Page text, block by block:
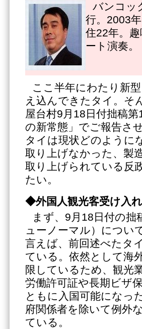
バンコッ
行。2003
住22年。
ート演奏。
ここ半年にわたり新
え込んできたタイ。そ
屋台村9月18日付拙稿
の新常態」でご報告さ
タイは現状どのように
取り上げなかった、製
取り上げられている反
たい。
◆外国人観光客受け入
まず、9月18日付の
ューノーマル）につい
言えば、前回述べたタ
ている。依然として海
限しているため、観光
労働許可証や長期ビザ
ともに入国可能になっ
府関係者を除いて例外
ている。